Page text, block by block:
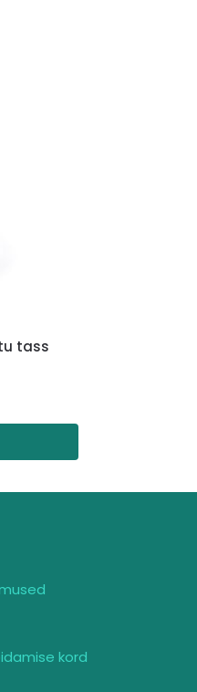
tass
kord